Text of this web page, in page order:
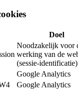
Doel
Noodzakelijk voor
werking van de
(sessie-identificatie)
Google Analytics
Google Analytics